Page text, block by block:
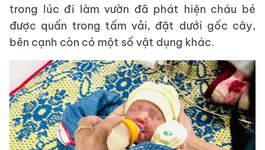
trong lúc đi làm vườn đã phát hiện cháu bé
được quấn trong tấm vải, đặt dưới gốc cây,
bên cạnh còn có một số vật dụng khác.